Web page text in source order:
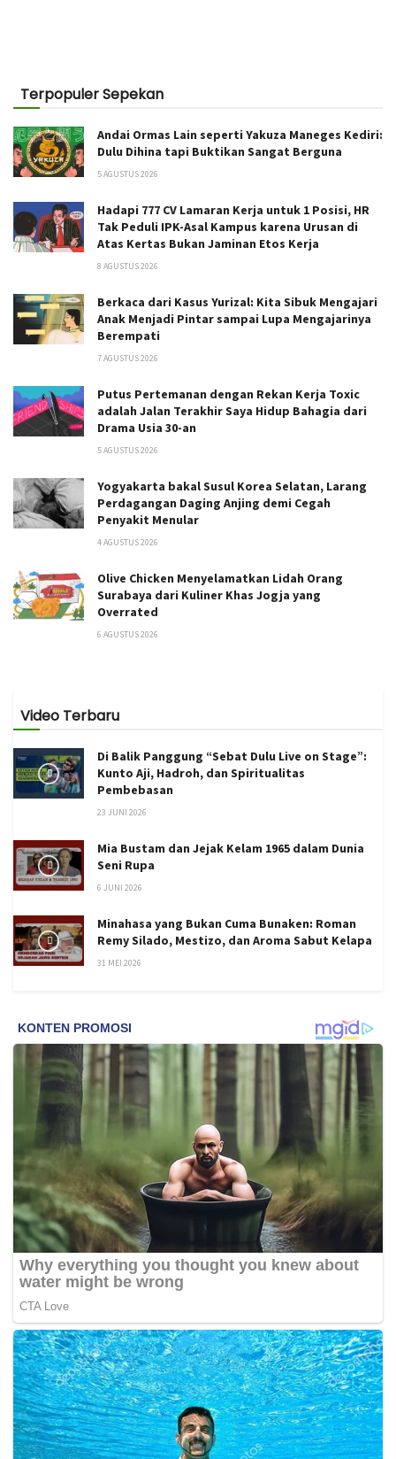
Terpopuler Sepekan
Andai Ormas Lain seperti Yakuza Maneges Kediri:
Dulu Dihina tapi Buktikan Sangat Berguna
5 AGUSTUS 2026
Hadapi 777 CV Lamaran Kerja untuk 1 Posisi, HR
Tak Peduli IPK-Asal Kampus karena Urusan di
Atas Kertas Bukan Jaminan Etos Kerja
8 AGUSTUS 2026
Berkaca dari Kasus Yurizal: Kita Sibuk Mengajari
Anak Menjadi Pintar sampai Lupa Mengajarinya
Berempati
7 AGUSTUS 2026
Putus Pertemanan dengan Rekan Kerja Toxic
adalah Jalan Terakhir Saya Hidup Bahagia dari
Drama Usia 30-an
5 AGUSTUS 2026
Yogyakarta bakal Susul Korea Selatan, Larang
Perdagangan Daging Anjing demi Cegah
Penyakit Menular
4 AGUSTUS 2026
Olive Chicken Menyelamatkan Lidah Orang
Surabaya dari Kuliner Khas Jogja yang
Overrated
6 AGUSTUS 2026
Video Terbaru
Di Balik Panggung “Sebat Dulu Live on Stage”:
Kunto Aji, Hadroh, dan Spiritualitas
Pembebasan
23 JUNI 2026
Mia Bustam dan Jejak Kelam 1965 dalam Dunia
Seni Rupa
6 JUNI 2026
Minahasa yang Bukan Cuma Bunaken: Roman
Remy Silado, Mestizo, dan Aroma Sabut Kelapa
31 MEI 2026